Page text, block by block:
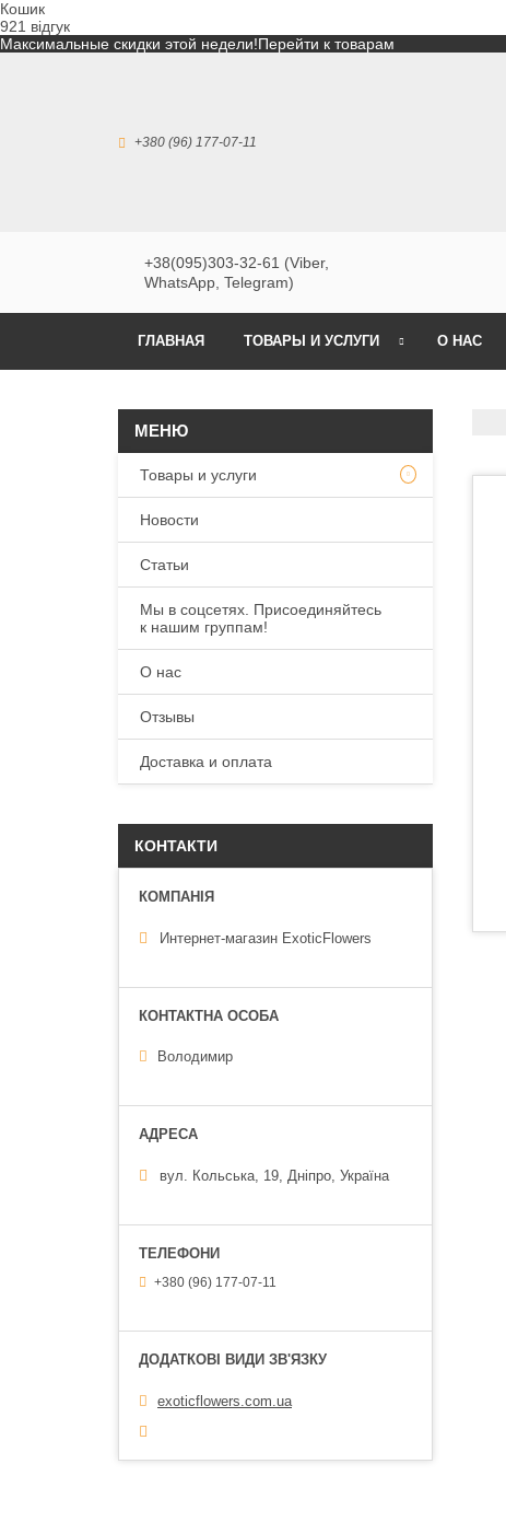
Кошик
921 відгук
Максимальные скидки этой недели!Перейти к товарам
+380 (96) 177-07-11
+38(095)303-32-61 (Viber,
WhatsApp, Telegram)
ГЛАВНАЯ ТОВАРЫ И УСЛУГИ О НАС
Товары и услуги
Новости
Статьи
Мы в соцсетях. Присоединяйтесь
к нашим группам!
О нас
Отзывы
Доставка и оплата
КОНТАКТИ
Интернет-магазин ExoticFlowers
Володимир
вул. Кольська, 19, Дніпро, Україна
+380 (96) 177-07-11
exoticflowers.com.ua